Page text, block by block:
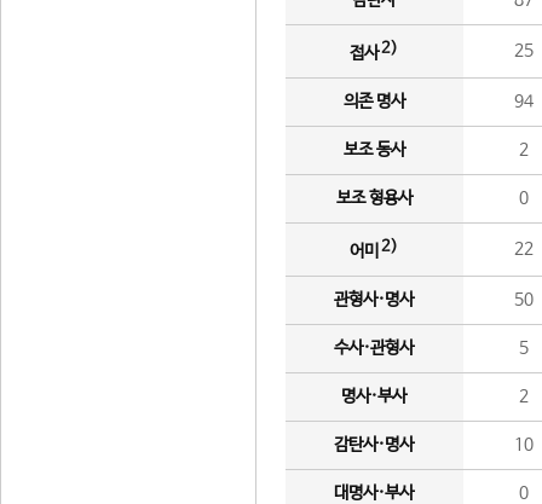
접사2) 25
의존 명사 94
보조 동사 2
보조 형용사 0
어미 2) 22
관형사·명사 50
수사·관형사 5
명사·부사 2
감탄사·명사 10
대명사·부사 0